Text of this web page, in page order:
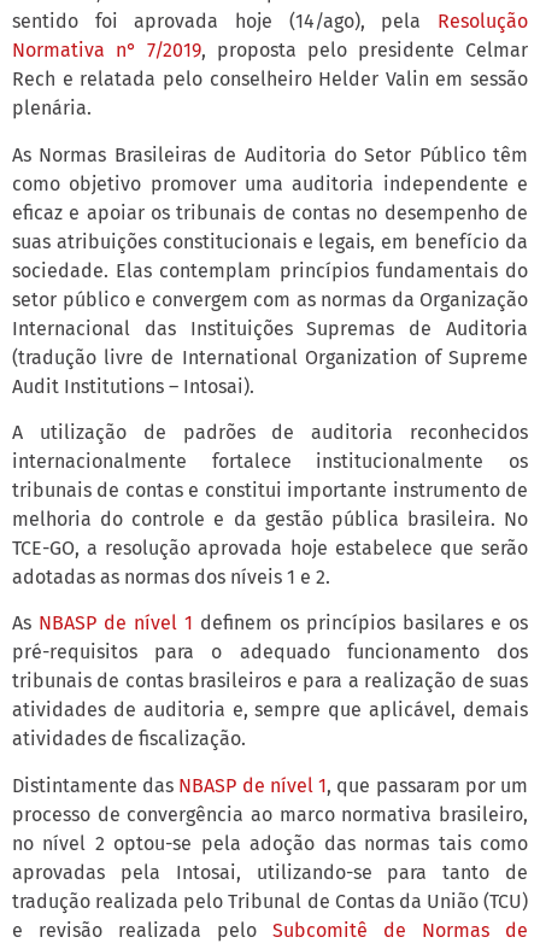
sentido foi aprovada hoje (14/ago), pela Resolução
Normativa n° 7/2019, proposta pelo presidente Celmar
Rech e relatada pelo conselheiro Helder Valin em sessão
plenária.
As Normas Brasileiras de Auditoria do Setor Público têm
como objetivo promover uma auditoria independente e
eficaz e apoiar os tribunais de contas no desempenho de
suas atribuições constitucionais e legais, em benefício da
sociedade. Elas contemplam princípios fundamentais do
setor público e convergem com as normas da Organização
Internacional das Instituições Supremas de Auditoria
(tradução livre de International Organization of Supreme
Audit Institutions – Intosai).
A utilização de padrões de auditoria reconhecidos
internacionalmente fortalece institucionalmente os
tribunais de contas e constitui importante instrumento de
melhoria do controle e da gestão pública brasileira. No
TCE-GO, a resolução aprovada hoje estabelece que serão
adotadas as normas dos níveis 1 e 2.
As NBASP de nível 1 definem os princípios basilares e os
pré-requisitos para o adequado funcionamento dos
tribunais de contas brasileiros e para a realização de suas
atividades de auditoria e, sempre que aplicável, demais
atividades de fiscalização.
Distintamente das NBASP de nível 1, que passaram por um
processo de convergência ao marco normativa brasileiro,
no nível 2 optou-se pela adoção das normas tais como
aprovadas pela Intosai, utilizando-se para tanto de
tradução realizada pelo Tribunal de Contas da União (TCU)
e revisão realizada pelo Subcomitê de Normas de